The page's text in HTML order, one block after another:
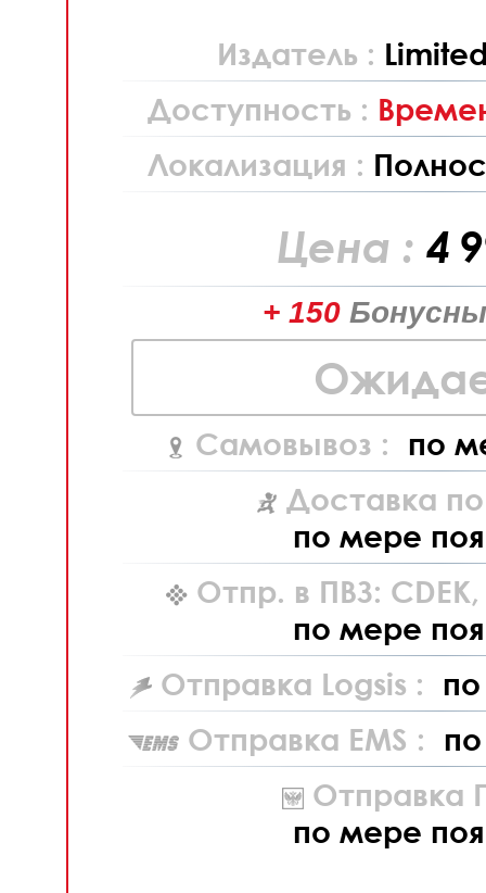
Издатель :
Доступность :
Локализация :
Цена : 4
+ 150
Самовывоз : по
Доставка
по мере
Отпр. в ПВЗ: CDEK,
по мере
Отправка Logsis :
Отправка EMS :
Отправка
по мере